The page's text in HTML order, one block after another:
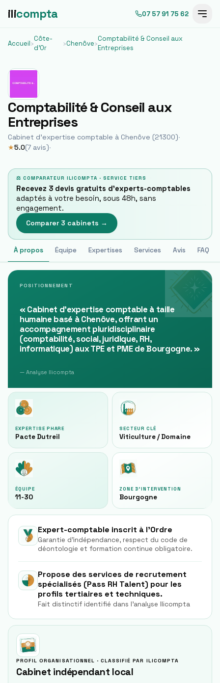
ilicompta 07 57 91 75 62
Accueil›
Côte-
d'Or
›Chenôve›
Comptabilité & Conseil aux
Entreprises
Comptabilité & Conseil aux
Entreprises
Cabinet d'expertise comptable à Chenôve (21300)·
★5.0(7 avis)·
⚖ COMPARATEUR ILICOMPTA · SERVICE TIERS
Recevez 3 devis gratuits d'experts-comptables
adaptés à votre besoin, sous 48h, sans
engagement.
Comparer 3 cabinets →
À propos Équipe Expertises Services Avis FAQ
POSITIONNEMENT
« Cabinet d'expertise comptable à taille
humaine basé à Chenôve, offrant un
accompagnement pluridisciplinaire
(comptabilité, social, juridique, RH,
informatique) aux TPE et PME de Bourgogne.»
— Analyse Ilicompta
EXPERTISE PHARE
Pacte Dutreil
SECTEUR CLÉ
Viticulture / Domaine
ÉQUIPE
11-30
ZONE D'INTERVENTION
Bourgogne
Expert-comptable inscrit à l'Ordre
Garantie d'indépendance, respect du code de
déontologie et formation continue obligatoire.
Propose des services de recrutement
spécialisés (Pass RH Talent) pour les
profils tertiaires et techniques.
Fait distinctif identifié dans l'analyse Ilicompta
PROFIL ORGANISATIONNEL · CLASSIFIÉ PAR ILICOMPTA
Cabinet indépendant local